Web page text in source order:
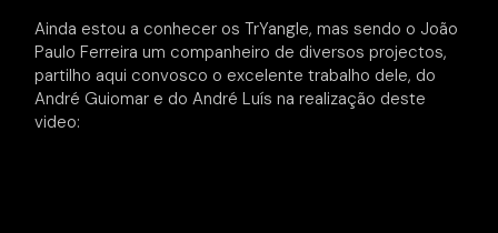
Ainda estou a conhecer os TrYangle, mas sendo o João
Paulo Ferreira um companheiro de diversos projectos,
partilho aqui convosco o excelente trabalho dele, do
André Guiomar e do André Luís na realização deste
video: